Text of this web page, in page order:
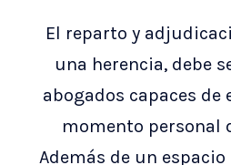
El reparto y
una herencia, debe
abogados capaces de
momento personal
Además de un espacio